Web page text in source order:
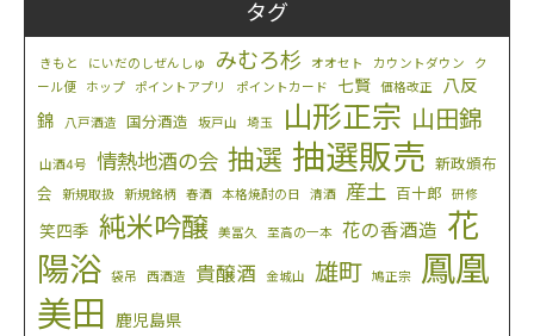
タグ
きもと にいだのしぜんしゅ みむろ杉 オオセト カウントダウン
ク
ール便
ホップ ポイントアプリ ポイントカード 七賢 価格改正
八反
錦
八戸酒造 国分酒造 坂戸山 埼玉 山形正宗 山田錦
山酒4号 情熱地酒の会 抽選 抽選販売 新政頒布
会
新規取扱 新規銘柄 春酒 本格焼酎の日 清酒 産土 百十郎 研修
笑四季 純米吟醸 美冨久 至高の一本 花の香酒造 花
陽浴
袋吊 西酒造 貴醸酒 金城山 雄町 鳩正宗
鳳凰
美田
鹿児島県